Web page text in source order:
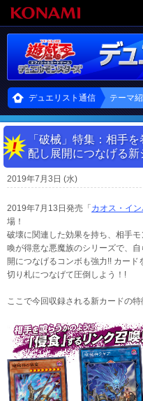
デュエリスト通信 テーマ
「破械」特集：相手
配し展開につなげる新
2019年7月3日 (水)
2019年7月13日発売「カオス・イン
場！
破壊に関連した効果を持ち、相手
喚が得意な悪魔族のシリーズで、
開につなげるコンボも強力!! カー
切り札につなげて圧倒しよう！!
ここで今回収録される新カードの特